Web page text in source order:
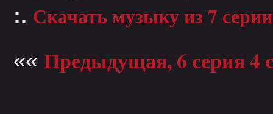
:. Скачать музыку из 7
«« Предыдущая, 6 серия 4